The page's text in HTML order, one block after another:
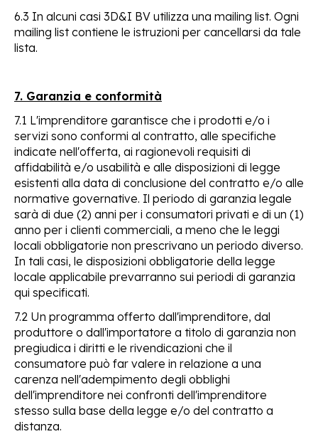
6.3 In alcuni casi 3D&I BV utilizza una mailing list. Ogni
mailing list contiene le istruzioni per cancellarsi da tale
lista.
7. Garanzia e conformità
7.1 L'imprenditore garantisce che i prodotti e/o i
servizi sono conformi al contratto, alle specifiche
indicate nell'offerta, ai ragionevoli requisiti di
affidabilità e/o usabilità e alle disposizioni di legge
esistenti alla data di conclusione del contratto e/o alle
normative governative. Il periodo di garanzia legale
sarà di due (2) anni per i consumatori privati e di un (1)
anno per i clienti commerciali, a meno che le leggi
locali obbligatorie non prescrivano un periodo diverso.
In tali casi, le disposizioni obbligatorie della legge
locale applicabile prevarranno sui periodi di garanzia
qui specificati.
7.2 Un programma offerto dall'imprenditore, dal
produttore o dall'importatore a titolo di garanzia non
pregiudica i diritti e le rivendicazioni che il
consumatore può far valere in relazione a una
carenza nell'adempimento degli obblighi
dell'imprenditore nei confronti dell'imprenditore
stesso sulla base della legge e/o del contratto a
distanza.